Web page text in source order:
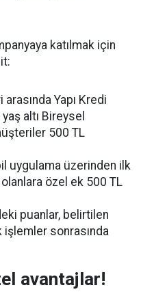
katılmak için
Yapı Kredi
altı Bireysel
500 TL
uygulama üzerinden ilk
özel ek 500 TL
puanlar, belirtilen
işlemler sonrasında
avantajlar!